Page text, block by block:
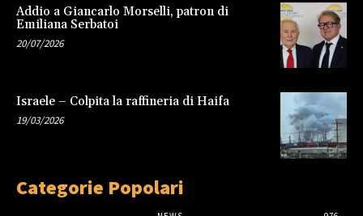
Addio a Giancarlo Morselli, patron di
Emiliana Serbatoi
20/07/2026
Israele – Colpita la raffineria di Haifa
19/03/2026
Categorie Popolari